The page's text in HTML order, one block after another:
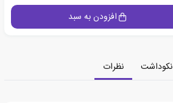
افزودن به سبد
نکوداشت
نظرات